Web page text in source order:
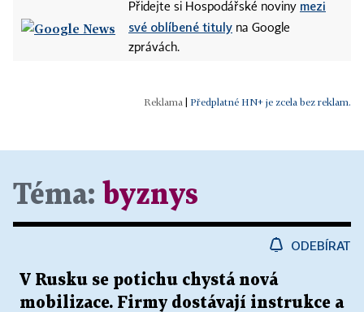
Přidejte si Hospodářské noviny mezi
své oblíbené tituly na Google
zprávách.
Předplatné HN+ je zcela bez reklam.
Téma: byznys
ODEBÍRAT
V Rusku se potichu chystá nová
mobilizace. Firmy dostávají instrukce a